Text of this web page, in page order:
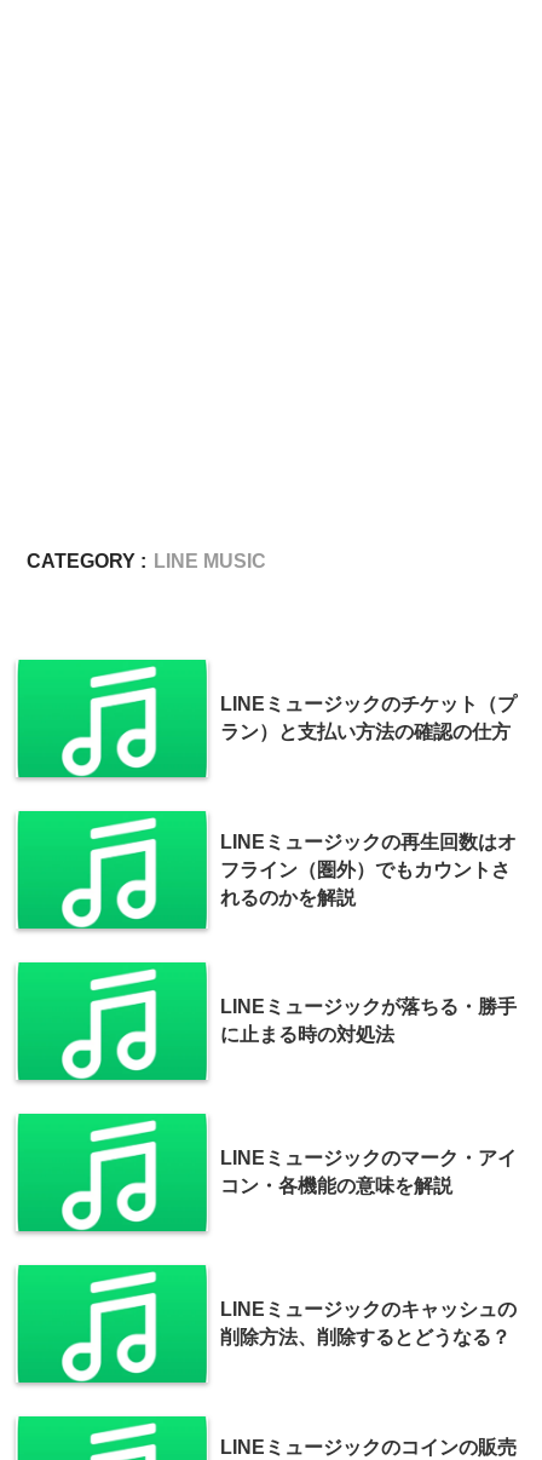
CATEGORY : LINE MUSIC
LINEミュージックのチケット（プ
ラン）と支払い方法の確認の仕方
LINEミュージックの再生回数はオ
フライン（圏外）でもカウントさ
れるのかを解説
LINEミュージックが落ちる・勝手
に止まる時の対処法
LINEミュージックのマーク・アイ
コン・各機能の意味を解説
LINEミュージックのキャッシュの
削除方法、削除するとどうなる？
LINEミュージックのコインの販売